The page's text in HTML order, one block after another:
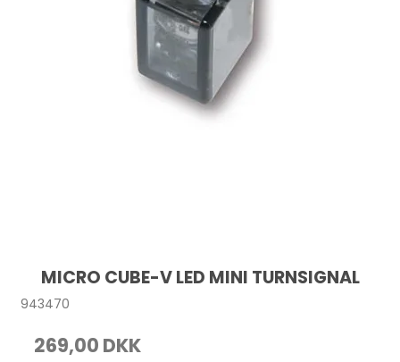
MICRO CUBE-V LED MINI TURNSIGNAL
943470
269,00 DKK